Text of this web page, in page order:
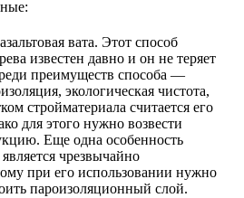
вата. Этот способ
известен давно и он не теряет
преимуществ способа —
экологическая чистота,
стройматериала считается его
для этого нужно возвести
Еще одна особенность
чрезвычайно
при его использовании нужно
пароизоляционный слой.